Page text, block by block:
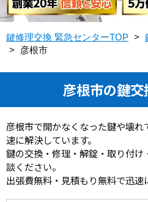
鍵修理交換 緊急センターTOP >
>
彦根市
彦根市の鍵
彦根市で開かなくなった鍵や壊
速に解決しています。
鍵の交換・修理・解錠・取り付
談ください。
出張費無料・見積もり無料で迅速